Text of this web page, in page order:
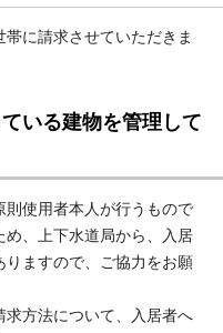
に請求させていただきま
いる建物を管理して
使用者本人が行うもので
、上下水道局から、入居
ますので、ご協力をお願
求方法について、入居者へ